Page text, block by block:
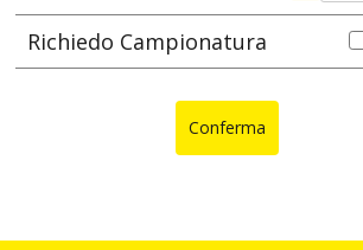
Richiedo Campionatura
Conferma